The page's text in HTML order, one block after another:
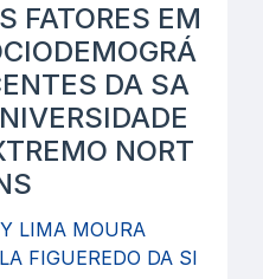
FATORES EM
DA SA
NORT
LIMA MOURA
FIGUEREDO DA SI